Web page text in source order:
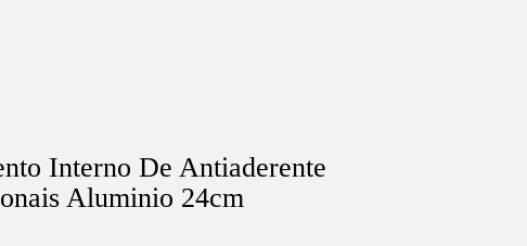
Interno De Antiaderente
Aluminio 24cm